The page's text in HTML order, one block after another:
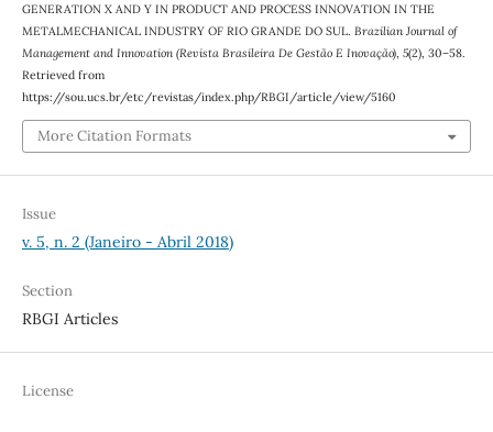
GENERATION X AND Y IN PRODUCT AND PROCESS INNOVATION IN THE
METALMECHANICAL INDUSTRY OF RIO GRANDE DO SUL. Brazilian Journal of
Management and Innovation (Revista Brasileira De Gestão E Inovação), 5(2), 30–58.
Retrieved from
https://sou.ucs.br/etc/revistas/index.php/RBGI/article/view/5160
More Citation Formats
Issue
v. 5, n. 2 (Janeiro - Abril 2018)
Section
RBGI Articles
License